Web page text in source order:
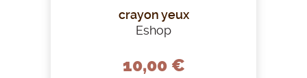
crayon yeux
Eshop
10,00 €